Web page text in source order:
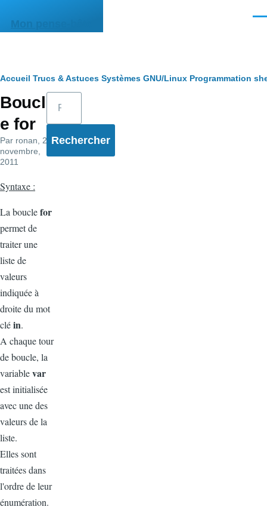
Mon pense-bête
Fil
d'Ariane
Accueil Trucs & Astuces Systèmes GNU/Linux Programmation
Boucl
e for
Par ronan , 22
novembre,
2011
Syntaxe :
La bouclefor
permet de
traiter une
liste de
valeurs
indiquée à
droite du mot
cléin.
A chaque tour
de boucle, la
variablevar
est initialisée
avec une des
valeurs de la
liste.
Elles sont
traitées dans
l'ordre de leur
énumération.